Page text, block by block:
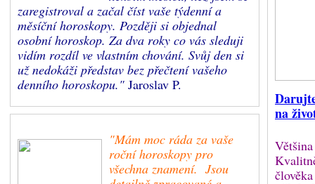
zaregistroval a začal číst vaše týdenní a
měsíční horoskopy. Později si objednal
osobní horoskop. Za dva roky co vás sleduji
vidím rozdíl ve vlastním chování. Svůj den si
už nedokáži představ bez přečtení vašeho
denního horoskopu." Jaroslav P.
"Mám moc ráda za vaše
roční horoskopy pro
všechna znamení. Jsou
na